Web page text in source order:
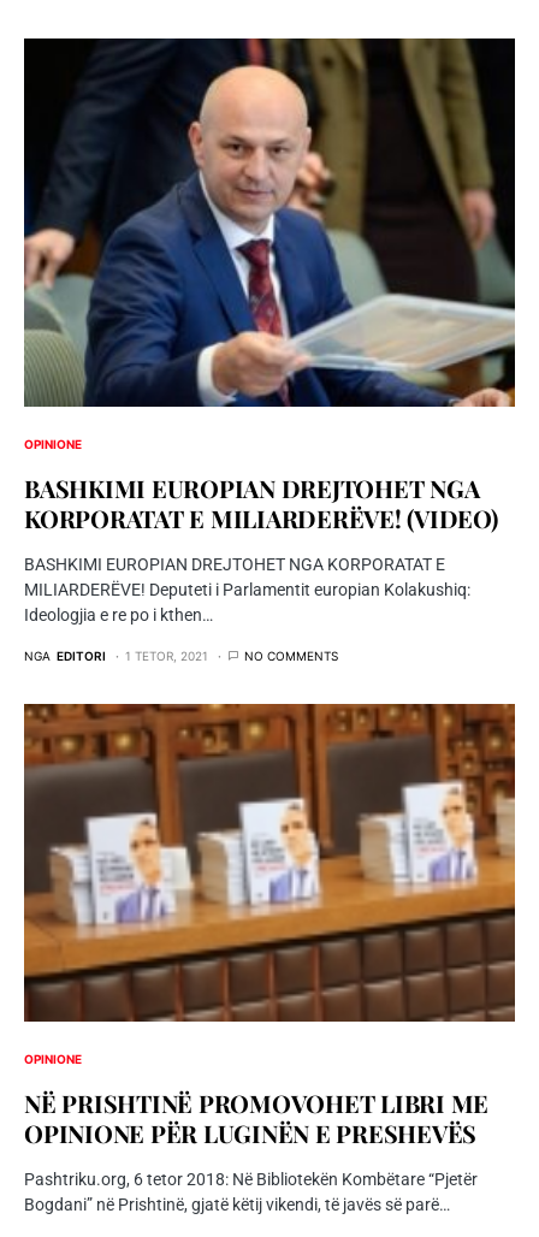
OPINIONE
BASHKIMI EUROPIAN DREJTOHET NGA
KORPORATAT E MILIARDERËVE! (VIDEO)
BASHKIMI EUROPIAN DREJTOHET NGA KORPORATAT E
MILIARDERËVE! Deputeti i Parlamentit europian Kolakushiq:
Ideologjia e re po i kthen…
NGA EDITORI 1 TETOR, 2021 NO COMMENTS
OPINIONE
NË PRISHTINË PROMOVOHET LIBRI ME
OPINIONE PËR LUGINËN E PRESHEVËS
Pashtriku.org, 6 tetor 2018: Në Bibliotekën Kombëtare “Pjetër
Bogdani” në Prishtinë, gjatë këtij vikendi, të javës së parë…